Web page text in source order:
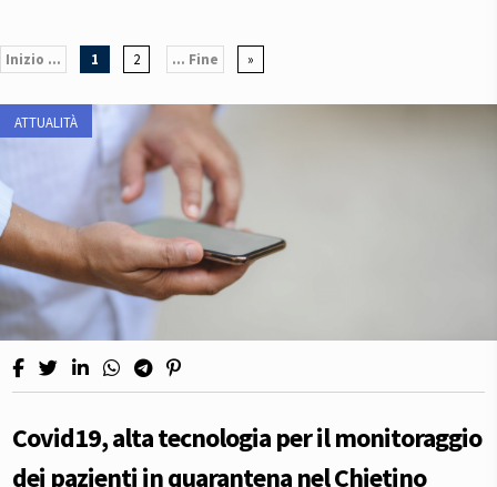
Inizio ... 1 2 ... Fine »
ATTUALITÀ
Covid19, alta tecnologia per il monitoraggio
dei pazienti in quarantena nel Chietino